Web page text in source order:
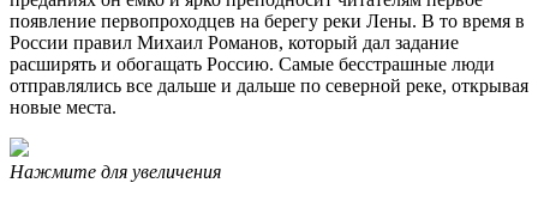
появление первопроходцев на берегу реки Лены. В то время в
России правил Михаил Романов, который дал задание
расширять и обогащать Россию. Самые бесстрашные люди
отправлялись все дальше и дальше по северной реке, открывая
новые места.
Нажмите для увеличения